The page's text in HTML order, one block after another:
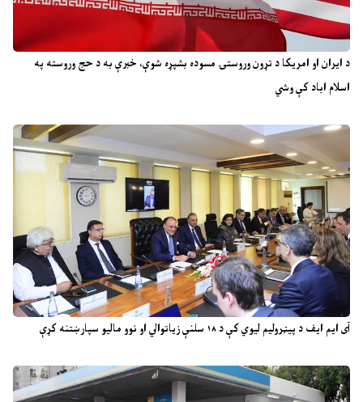
د ایران او امریکا د تړون وروستۍ مسوده بشپړه شوې، خبرې به د حج وروسته په
اسلام اباد کې وشي
آی ایم ایف د پیټرولیم لیوي کې د ۱۸ سلنې زیاتوالي او نوو مالیو سپارښتنه کړې